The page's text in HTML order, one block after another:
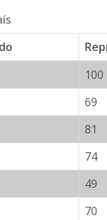
100
69
81
74
49
70